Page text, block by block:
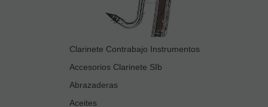
Clarinete Contrabajo Instrumentos
Accesorios Clarinete SIb
Abrazaderas
Aceites